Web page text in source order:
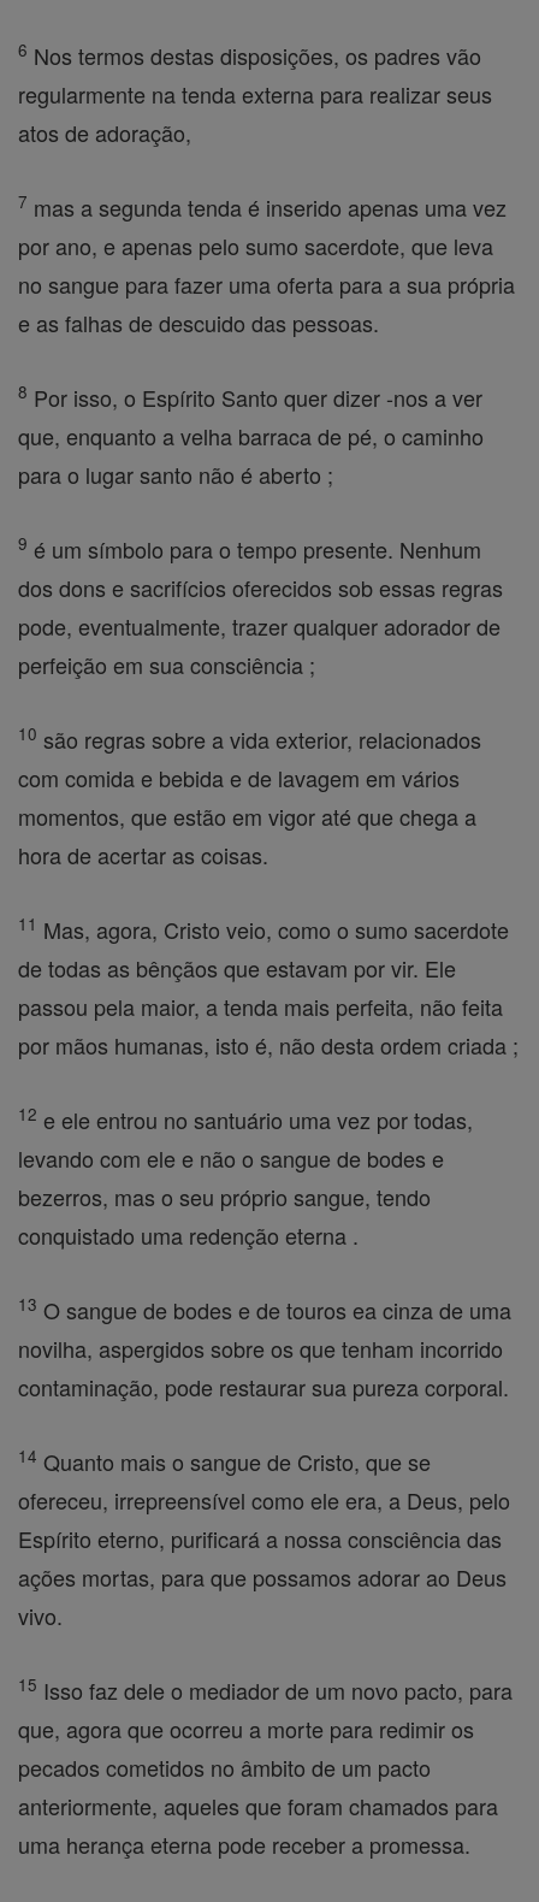
6 Nos termos destas disposições, os padres vão
regularmente na tenda externa para realizar seus
atos de adoração,
7 mas a segunda tenda é inserido apenas uma vez
por ano, e apenas pelo sumo sacerdote, que leva
no sangue para fazer uma oferta para a sua própria
e as falhas de descuido das pessoas.
8 Por isso, o Espírito Santo quer dizer -nos a ver
que, enquanto a velha barraca de pé, o caminho
para o lugar santo não é aberto ;
9 é um símbolo para o tempo presente. Nenhum
dos dons e sacrifícios oferecidos sob essas regras
pode, eventualmente, trazer qualquer adorador de
perfeição em sua consciência ;
10 são regras sobre a vida exterior, relacionados
com comida e bebida e de lavagem em vários
momentos, que estão em vigor até que chega a
hora de acertar as coisas.
11 Mas, agora, Cristo veio, como o sumo sacerdote
de todas as bênçãos que estavam por vir. Ele
passou pela maior, a tenda mais perfeita, não feita
por mãos humanas, isto é, não desta ordem criada ;
12 e ele entrou no santuário uma vez por todas,
levando com ele e não o sangue de bodes e
bezerros, mas o seu próprio sangue, tendo
conquistado uma redenção eterna .
13 O sangue de bodes e de touros ea cinza de uma
novilha, aspergidos sobre os que tenham incorrido
contaminação, pode restaurar sua pureza corporal.
14 Quanto mais o sangue de Cristo, que se
ofereceu, irrepreensível como ele era, a Deus, pelo
Espírito eterno, purificará a nossa consciência das
ações mortas, para que possamos adorar ao Deus
vivo.
15 Isso faz dele o mediador de um novo pacto, para
que, agora que ocorreu a morte para redimir os
pecados cometidos no âmbito de um pacto
anteriormente, aqueles que foram chamados para
uma herança eterna pode receber a promessa.